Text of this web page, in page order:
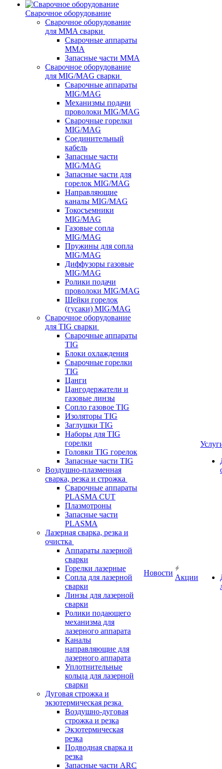
Сварочное оборудование
Сварочное оборудование
для MMA сварки
Сварочные аппараты
MMA
Запасные части MMA
Сварочное оборудование
для MIG/MAG сварки
Сварочные аппараты
MIG/MAG
Механизмы подачи
проволоки MIG/MAG
Сварочные горелки
MIG/MAG
Соединительный
кабель
Запасные части
MIG/MAG
Запасные части для
горелок MIG/MAG
Направляющие
каналы MIG/MAG
Токосъемники
MIG/MAG
Газовые сопла
MIG/MAG
Пружины для сопла
MIG/MAG
Диффузоры газовые
MIG/MAG
Ролики подачи
проволоки MIG/MAG
Шейки горелок
(гусаки) MIG/MAG
Сварочное оборудование
для TIG сварки
Сварочные аппараты
TIG
Блоки охлаждения
Сварочные горелки
TIG
Цанги
Цангодержатели и
газовые линзы
Сопло газовое TIG
Изоляторы TIG
Заглушки TIG
Наборы для TIG
горелки
Головки TIG горелок
Запасные части TIG
Воздушно-плазменная
сварка, резка и строжка
Сварочные аппараты
PLASMA CUT
Плазмотроны
Запасные части
PLASMA
Лазерная сварка, резка и
очистка
Аппараты лазерной
сварки
Горелки лазерные
Сопла для лазерной
сварки
Линзы для лазерной
сварки
Ролики подающего
механизма для
лазерного аппарата
Каналы
направляющие для
лазерного аппарата
Уплотнительные
кольца для лазерной
сварки
Дуговая строжка и
экзотермическая резка
Воздушно-дуговая
строжка и резка
Экзотермическая
резка
Подводная сварка и
резка
Запасные части ARC
Новости
Акции